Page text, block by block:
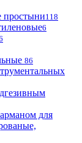
простыни118
6
86
для